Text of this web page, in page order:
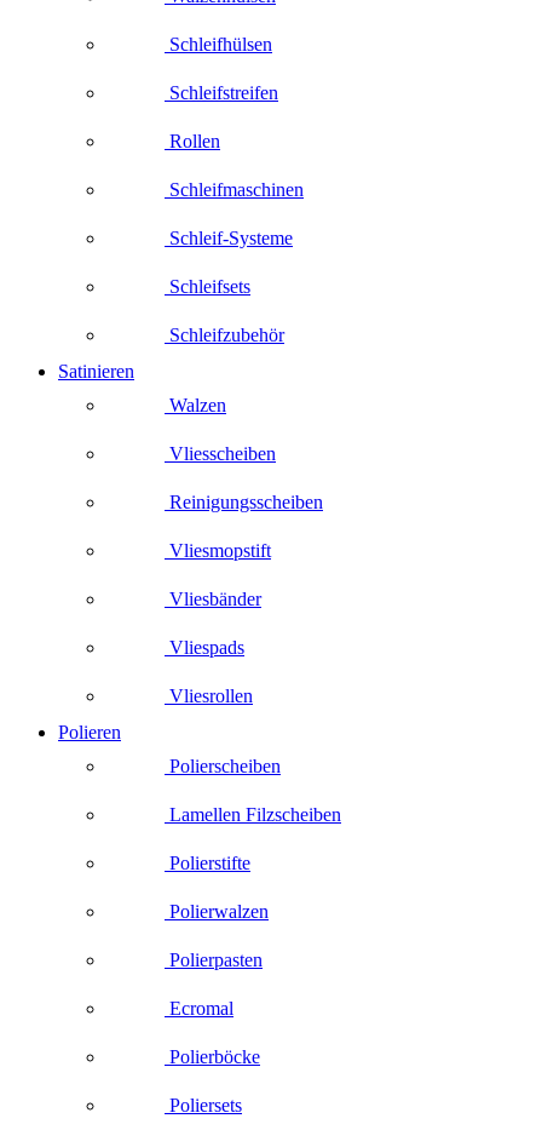
Schleifhülsen
Schleifstreifen
Rollen
Schleifmaschinen
Schleif-Systeme
Schleifsets
Schleifzubehör
Satinieren
Walzen
Vliesscheiben
Reinigungsscheiben
Vliesmopstift
Vliesbänder
Vliespads
Vliesrollen
Polieren
Polierscheiben
Lamellen Filzscheiben
Polierstifte
Polierwalzen
Polierpasten
Ecromal
Polierböcke
Poliersets